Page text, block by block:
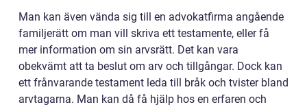
Man kan även vända sig till en advokatfirma angående
familjerätt om man vill skriva ett testamente, eller få
mer information om sin arvsrätt. Det kan vara
obekvämt att ta beslut om arv och tillgångar. Dock kan
ett frånvarande testament leda till bråk och tvister bland
arvtagarna. Man kan då få hjälp hos en erfaren och